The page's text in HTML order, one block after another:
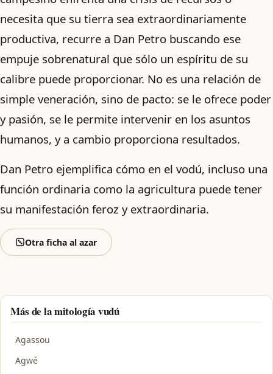
necesita que su tierra sea extraordinariamente
productiva, recurre a Dan Petro buscando ese
empuje sobrenatural que sólo un espíritu de su
calibre puede proporcionar. No es una relación de
simple veneración, sino de pacto: se le ofrece poder
y pasión, se le permite intervenir en los asuntos
humanos, y a cambio proporciona resultados.
Dan Petro ejemplifica cómo en el vodú, incluso una
función ordinaria como la agricultura puede tener
su manifestación feroz y extraordinaria.
Otra ficha al azar
Más de la mitología vudú
Agassou
Agwé